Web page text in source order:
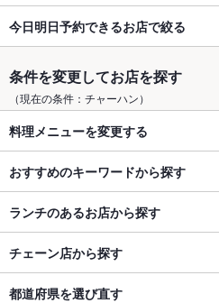
今日明日予約できるお店で絞る
条件を変更してお店を探す
（現在の条件：チャーハン）
料理メニューを変更する
おすすめのキーワードから探す
ランチのあるお店から探す
チェーン店から探す
都道府県を選び直す